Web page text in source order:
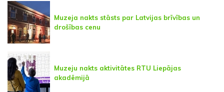
Muzeja nakts stāsts par Latvijas brīvības un
drošības cenu
Muzeju nakts aktivitātes RTU Liepājas
akadēmijā